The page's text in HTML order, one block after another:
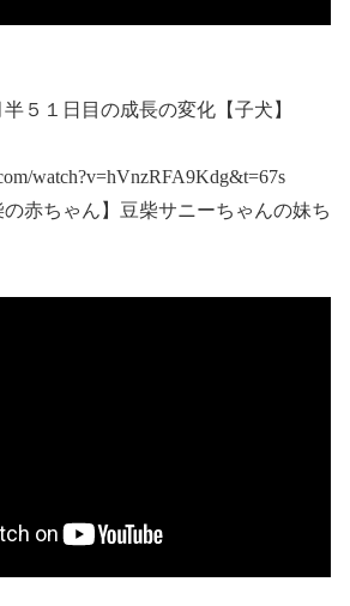
半５１日目の成長の変化【子犬】
watch?v=hVnzRFA9Kdg&t=67s
の赤ちゃん】豆柴サニーちゃんの妹ち